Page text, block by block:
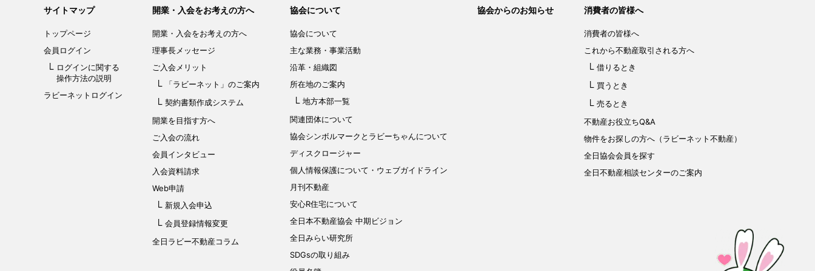
サイトマップ
トップページ
会員ログイン
ログインに関する
操作方法の説明
ラビーネットログイン
開業・入会をお考えの方へ
開業・入会をお考えの方へ
理事長メッセージ
ご入会メリット
「ラビーネット」のご案内
契約書類作成システム
開業を目指す方へ
ご入会の流れ
会員インタビュー
入会資料請求
Web申請
新規入会申込
会員登録情報変更
全日ラビー不動産コラム
協会について
協会について
主な業務・事業活動
沿革・組織図
所在地のご案内
地方本部一覧
関連団体について
協会シンボルマークと ラビーちゃんについて
ディスクロージャー
個人情報保護について ・ウェブガイドライン
月刊不動産
安心R住宅について
全日本不動産協会 中期ビジョン
全日みらい研究所
SDGsの取り組み
協会からのお知らせ 消費者の皆様へ
消費者の皆様へ
これから不動産取引される方へ
借りるとき
買うとき
売るとき
不動産お役立ちQ&A
物件をお探しの方へ（ラビーネット不動産）
全日協会会員を探す
全日不動産相談センターのご案内